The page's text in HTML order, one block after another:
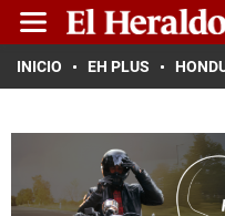
INICIO EH PLUS